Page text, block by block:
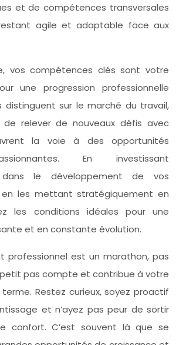
et de compétences transversales
agile et adaptable face aux
vos compétences clés sont votre
une progression professionnelle
distinguent sur le marché du travail,
relever de nouveaux défis avec
la voie à des opportunités
En investissant
dans le développement de vos
les mettant stratégiquement en
les conditions idéales pour une
et en constante évolution.
professionnel est un marathon, pas
pas compte et contribue à votre
Restez curieux, soyez proactif
et n’ayez pas peur de sortir
confort. C’est souvent là que se